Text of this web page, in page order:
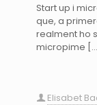
Start up i
que, a
realment ho
micropime
Elisabet